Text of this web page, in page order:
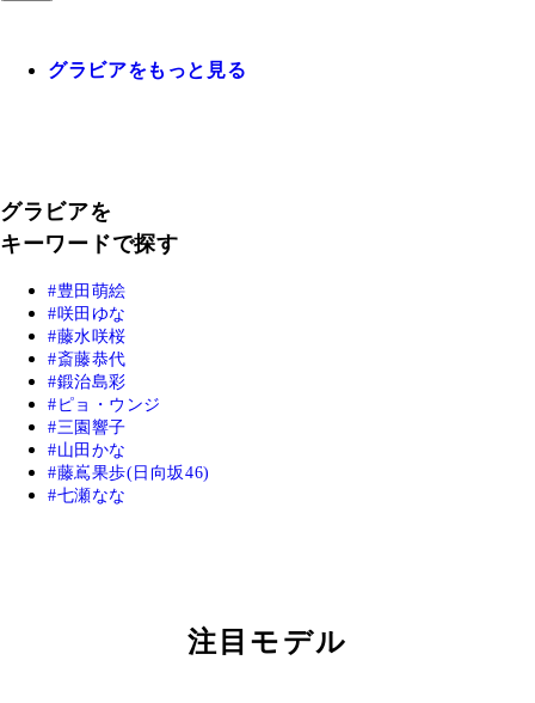
グラビアをもっと見る
グラビアを
キーワードで探す
豊田萌絵
咲田ゆな
藤水咲桜
斎藤恭代
鍛治島彩
ピョ・ウンジ
三園響子
山田かな
藤嶌果歩(日向坂46)
七瀬なな
注目モデル